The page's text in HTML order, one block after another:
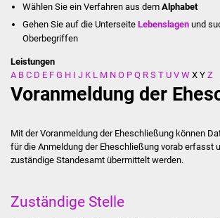
Wählen Sie ein Verfahren aus dem Alphabet
Gehen Sie auf die UnterseiteLebenslagen und
Oberbegriffen
Leistungen
A B C D E F G H I J K L M N O P Q R S T U V W X Y Z
Voranmeldung der
Mit der Voranmeldung der Eheschließung können
für die Anmeldung der Eheschließung vorab erfasst
zuständige Standesamt übermittelt werden.
Zuständige Stelle